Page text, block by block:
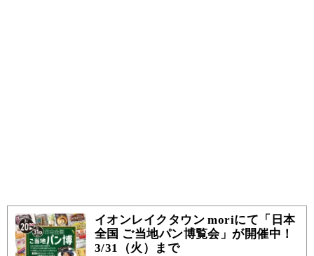
イオンレイクタウン moriにて「日本
全国 ご当地パン博覧会」が開催中！
3/31（火）まで